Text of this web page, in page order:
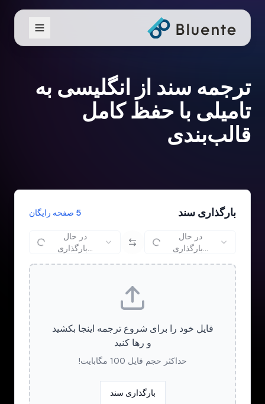
ترجمه سند از انگلیسی به
تامیلی با حفظ کامل
قالب‌بندی
بارگذاری سند 5 صفحه رایگان
در حال
بارگذاری...
در حال
بارگذاری...
فایل خود را برای شروع ترجمه اینجا بکشید
و رها کنید
حداکثر حجم فایل 100 مگابایت!
بارگذاری سند